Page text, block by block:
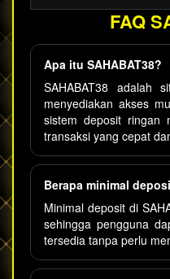
FAQ
Apa itu SAHABAT38?
SAHABAT38 adalah
menyediakan akses
sistem deposit ringan
transaksi yang cepat
Berapa minimal
Minimal deposit di
sehingga pengguna
tersedia tanpa perlu